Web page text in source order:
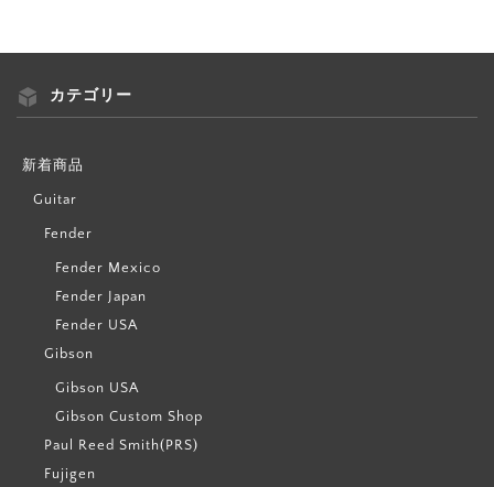
カテゴリー
新着商品
Guitar
Fender
Fender Mexico
Fender Japan
Fender USA
Gibson
Gibson USA
Gibson Custom Shop
Paul Reed Smith(PRS)
Fujigen